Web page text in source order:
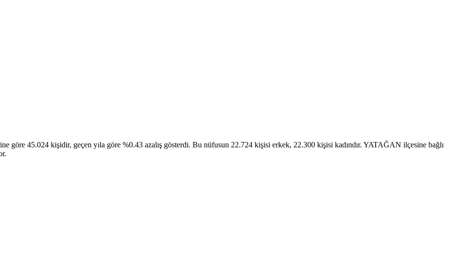
45.024 kişidir, geçen yıla göre %0.43 azalış gösterdi. Bu nüfusun 22.724 kişisi erkek, 22.300 kişisi kadındır. YATAĞAN ilçesine bağlı